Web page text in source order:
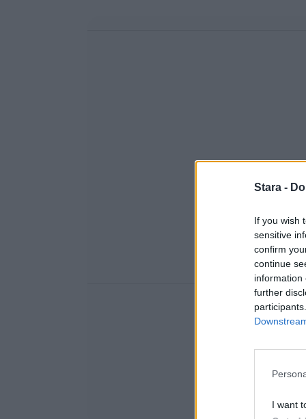
Stara -
If you wish
sensitive
confirm
continue
information
further
I want